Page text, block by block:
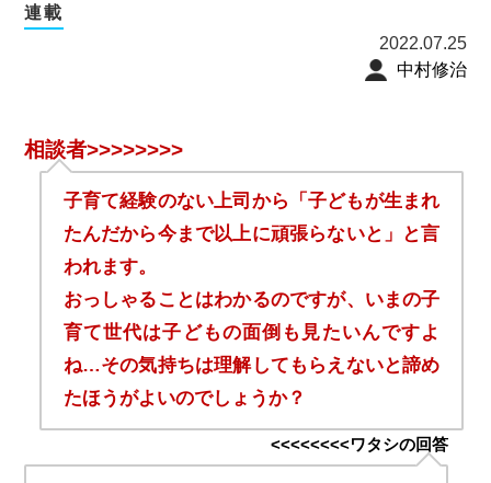
連載
2022.07.25
中村修治
相談者>>>>>>>>
子育て経験のない上司から「子どもが生まれ
たんだから今まで以上に頑張らないと」と言
われます。
おっしゃることはわかるのですが、いまの子
育て世代は子どもの面倒も見たいんですよ
ね…その気持ちは理解してもらえないと諦め
たほうがよいのでしょうか？
<<<<<<<<ワタシの回答